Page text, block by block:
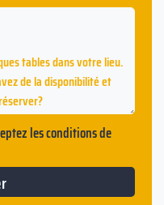
les conditions de